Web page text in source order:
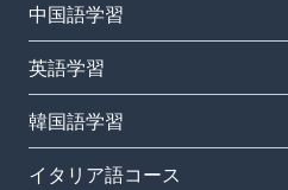
中国語学習
英語学習
韓国語学習
イタリア語コース